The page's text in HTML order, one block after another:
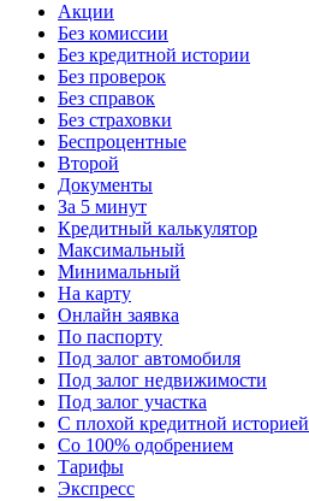
Акции
Без комиссии
Без кредитной истории
Без проверок
Без справок
Без страховки
Беспроцентные
Второй
Документы
За 5 минут
Кредитный калькулятор
Максимальный
Минимальный
На карту
Онлайн заявка
По паспорту
Под залог автомобиля
Под залог недвижимости
Под залог участка
С плохой кредитной историей
Со 100% одобрением
Тарифы
Экспресс